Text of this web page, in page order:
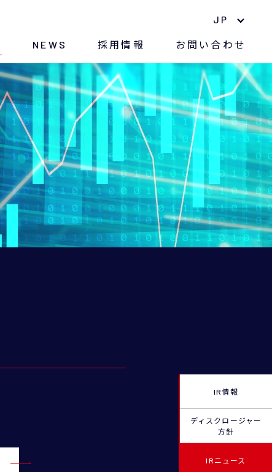
JP
中期経営計画
環境への取り組み
紛争鉱物に対する方針
CSR
ナノマテリアル
長期株主優待制度
株価情報
電子公告
アナリストレポート
NEWS 採用情報 お問い合わせ
IR情報
ディスクロージャー
方針
IRニュース